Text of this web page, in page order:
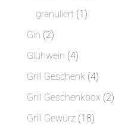
granuliert 1 1
Gin 22
Produkte
Glühwein 44
Produkte
Grill Geschenk 44
Produkte
Grill Geschenkbox 22
Grill Gewürz 1818